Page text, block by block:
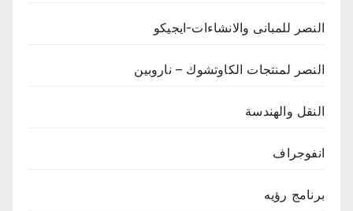
النصر للمبانى والانشاءات-ايجيكو
النصر لمنتجات الكاوتشوك – ناروبين
النقل والهندسة
انفوجراف
برنامج رؤيه